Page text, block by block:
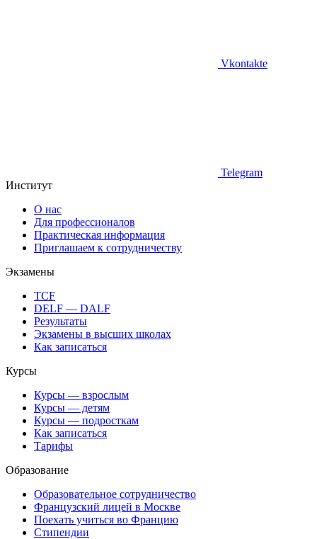
Vkontakte
Telegram
Институт
О нас
Для профессионалов
Практическая информация
Приглашаем к сотрудничеству
Экзамены
TCF
DELF — DALF
Результаты
Экзамены в высших школах
Как записаться
Курсы
Курсы — взрослым
Курсы — детям
Курсы — подросткам
Как записаться
Тарифы
Образование
Образовательное сотрудничество
Французский лицей в Москве
Поехать учиться во Францию
Стипендии